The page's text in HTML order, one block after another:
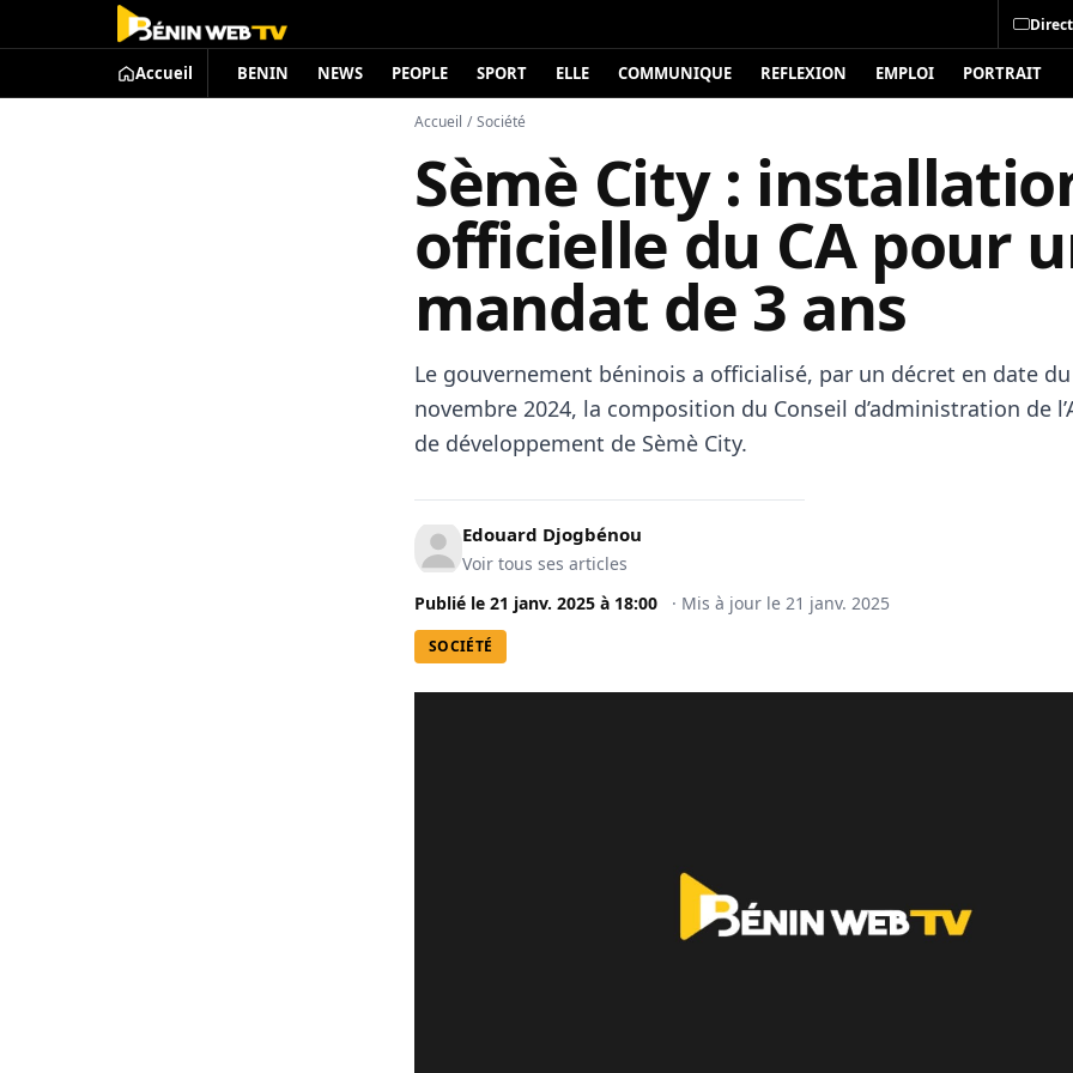
Accueil BENIN NEWS PEOPLE SPORT ELLE COMMUNIQUE REFLEXION EMPLOI PORTRAIT
Accueil / Société
Sèmè City :
officielle du CA pour
mandat de 3 ans
Le gouvernement béninois a officialisé, par un décret en date
novembre 2024, la composition du Conseil d’administration de
de développement de Sèmè City.
Edouard Djogbénou
Voir tous ses articles
Publié le 21 janv. 2025 à 18:00 · Mis à jour le 21 janv. 2025
SOCIÉTÉ